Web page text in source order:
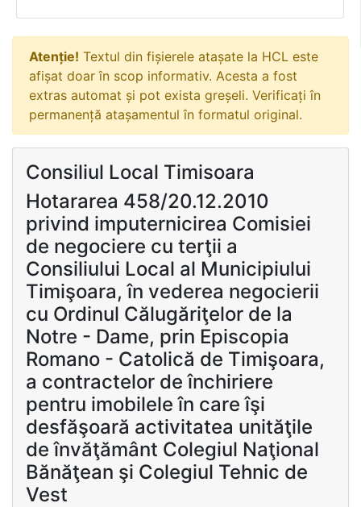
Atenție! Textul din fișierele atașate la HCL este
afișat doar în scop informativ. Acesta a fost
extras automat și pot exista greșeli. Verificați în
permanență atașamentul în formatul original.
Consiliul Local Timisoara
Hotararea 458/20.12.2010
privind imputernicirea Comisiei
de negociere cu terţii a
Consiliului Local al Municipiului
Timişoara, în vederea negocierii
cu Ordinul Călugăriţelor de la
Notre - Dame, prin Episcopia
Romano - Catolică de Timişoara,
a contractelor de închiriere
pentru imobilele în care îşi
desfăşoară activitatea unităţile
de învăţământ Colegiul Naţional
Bănăţean şi Colegiul Tehnic de
Vest